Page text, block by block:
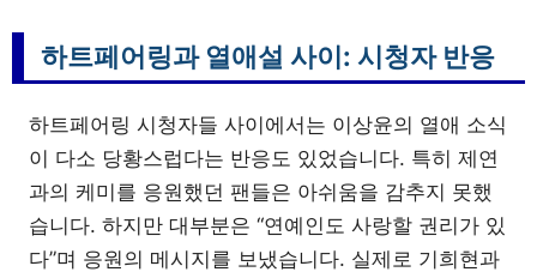
하트페어링과 열애설 사이: 시청자 반응
하트페어링 시청자들 사이에서는 이상윤의 열애 소식
이 다소 당황스럽다는 반응도 있었습니다. 특히 제연
과의 케미를 응원했던 팬들은 아쉬움을 감추지 못했
습니다. 하지만 대부분은 “연예인도 사랑할 권리가 있
다”며 응원의 메시지를 보냈습니다. 실제로 기희현과